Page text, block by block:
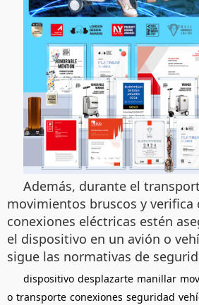
Además, durante el
movimientos bruscos y verifica
conexiones eléctricas estén
el dispositivo en un avión o
sigue las normativas de
dispositivo desplazarte manillar
o transporte conexiones seguridad